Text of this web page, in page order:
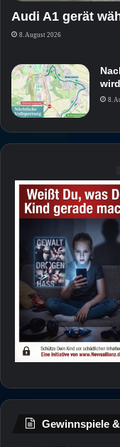
Audi A1 gerät
8. August 2026
8.
Gewinnspiele